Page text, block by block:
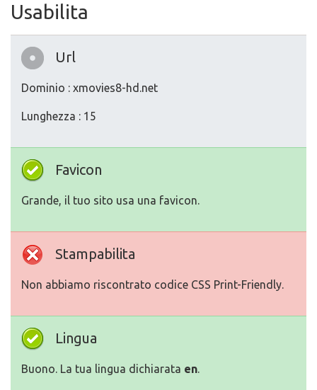
Usabilita
Url
Dominio : xmovies8-hd.net
Lunghezza : 15
Favicon
Grande, il tuo sito usa una favicon.
Stampabilita
Non abbiamo riscontrato codice CSS Print-Friendly.
Lingua
Buono. La tua lingua dichiarata en.